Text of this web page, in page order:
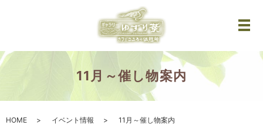
メ
11月～催し物案内
HOME イベント情報 11月～催し物案内